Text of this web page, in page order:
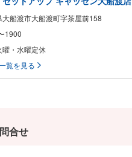
大船渡市大船渡町字茶屋前158
1900
曜・水曜定休
覧を見る
合せ